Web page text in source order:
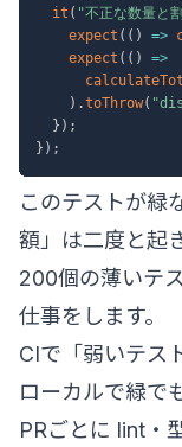
it ( "不正な数量と
expect ( ( ) =>
expect ( ( )
=>
) .toThrow(
} ) ;
} ) ;
このテストが緑
額」は二度と起
200個の薄いテ
仕事をします。
CIで「弱いテス
ローカルで緑で
PRごとに lint・